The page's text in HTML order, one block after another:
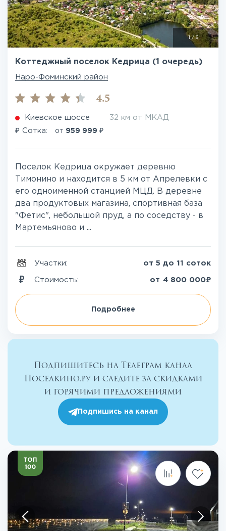
1/6
Коттеджный поселок Кедрица (1 очередь)
Наро-Фоминский район
4.5
Киевское шоссе 32 км от МКАД
₽ Сотка: от 959 999 ₽
Поселок Кедрица окружает деревню
Тимонино и находится в 5 км от Апрелевки с
его одноименной станцией МЦД. В деревне
два продуктовых магазина, спортивная база
"Фетис", небольшой пруд, а по соседству - в
Мартемьяново и ...
Участки: от 5 до 11 соток
Стоимость: от 4 800 000₽
Подробнее
Подпишитесь на Телеграм канал
Поселкино.ру и следите за скидками
и горячими предложениями
Подпишись на канал